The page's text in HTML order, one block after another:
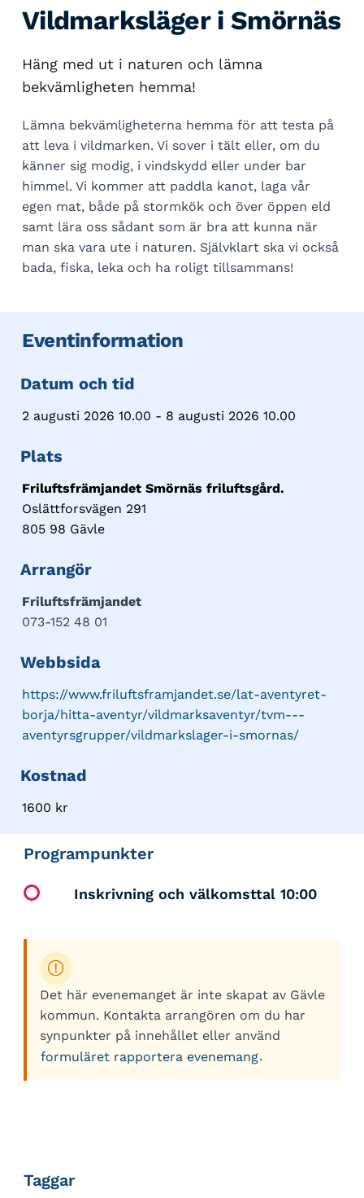
Vildmarksläger i Smörnäs
Häng med ut i naturen och lämna
bekvämligheten hemma!
Lämna bekvämligheterna hemma för att testa på
att leva i vildmarken. Vi sover i tält eller, om du
känner sig modig, i vindskydd eller under bar
himmel. Vi kommer att paddla kanot, laga vår
egen mat, både på stormkök och över öppen eld
samt lära oss sådant som är bra att kunna när
man ska vara ute i naturen. Självklart ska vi också
bada, fiska, leka och ha roligt tillsammans!
Eventinformation
Datum och tid
2 augusti 2026 10.00 - 8 augusti 2026 10.00
Plats
Friluftsfrämjandet Smörnäs friluftsgård.
Oslättforsvägen 291
805 98 Gävle
Arrangör
Friluftsfrämjandet
073-152 48 01
Webbsida
https://www.friluftsframjandet.se/lat-aventyret-
borja/hitta-aventyr/vildmarksaventyr/tvm---
aventyrsgrupper/vildmarkslager-i-smornas/
Kostnad
1600 kr
Programpunkter
Inskrivning och välkomsttal 10:00
Det här evenemanget är inte skapat av Gävle
kommun. Kontakta arrangören om du har
synpunkter på innehållet eller använd
formuläret rapportera evenemang.
Taggar